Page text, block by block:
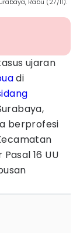
ujaran
di
berprofesi
16 UU